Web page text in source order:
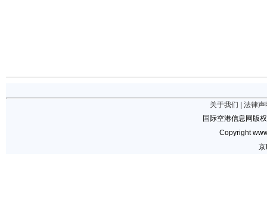
关于我们
法律声
国际空港信息网版
Copyright